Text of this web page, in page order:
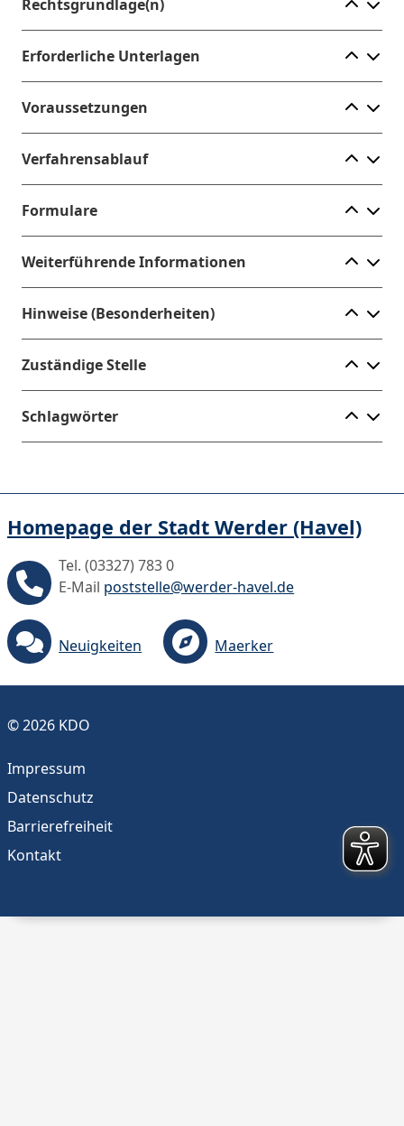
Rechtsgrundlage(n)
Erforderliche Unterlagen
Voraussetzungen
Verfahrensablauf
Formulare
Weiterführende Informationen
Hinweise (Besonderheiten)
Zuständige Stelle
Schlagwörter
Homepage der Stadt Werder (Havel)
Tel. (03327) 783 0
E-Mail poststelle@werder-havel.de
Neuigkeiten Maerker
© 2026 KDO
Impressum
Datenschutz
Barrierefreiheit
Kontakt